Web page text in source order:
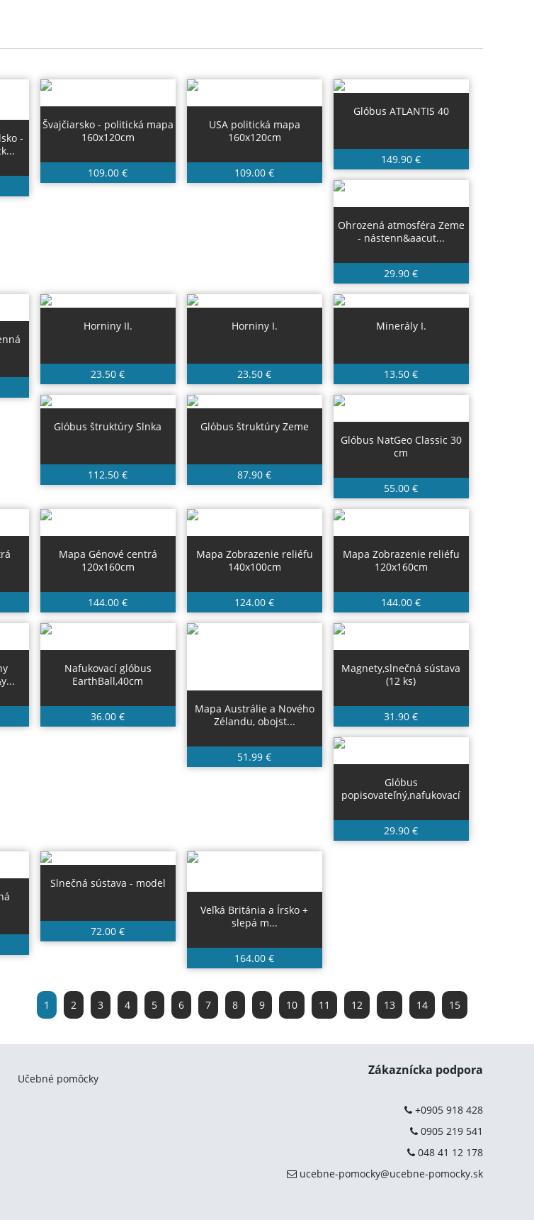
-
Švajčiarsko - politická mapa
160x120cm
109.00 €
USA politická mapa
160x120cm
109.00 €
Glóbus ATLANTIS 40
149.90 €
Ohrozená atmosféra Zeme
- nástenn&aacut...
29.90 €
Horniny II.
23.50 €
Horniny I.
23.50 €
Minerály I.
13.50 €
Glóbus štruktúry Slnka
112.50 €
Glóbus štruktúry Zeme
87.90 €
Glóbus NatGeo Classic 30
cm
55.00 €
Mapa Génové centrá
120x160cm
144.00 €
Mapa Zobrazenie reliéfu
140x100cm
124.00 €
Mapa Zobrazenie reliéfu
120x160cm
144.00 €
Nafukovací glóbus
EarthBall,40cm
36.00 €
Mapa Austrálie a Nového
Zélandu, obojst...
51.99 €
Magnety,slnečná sústava
(12 ks)
31.90 €
Glóbus
popisovateľný,nafukovací
29.90 €
Slnečná sústava - model
72.00 €
Veľká Británia a Írsko +
slepá m...
164.00 €
1 2 3 4 5 6 7 8 9 10 11 12 13 14 15
Učebné pomôcky
Zákaznícka podpora
+0905 918 428
0905 219 541
048 41 12 178
ucebne-pomocky@ucebne-pomocky.sk